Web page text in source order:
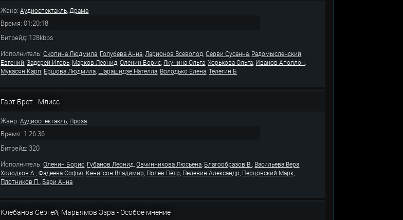
Жанр:Аудиоспектакль Драма
Время: 01:20:18
Битрейд: 128kbps
Исполнитель:Скопина Людмила Голубева Анна Ларионов Всеволод ,Серви Сусанна Радомысленский
Евгений ,Задерей Игорь Марков Леонид ,Оленин Борис Якунина Ольга ,Хорькова Ольга Иванов Аполлон
Мукасян Карп Ершова Людмила Шарашидзе Нателла Володько Елена ,Телегин Б
Гарт Брет - Млисс
Жанр:Аудиоспектакль, Проза
Время: 1:26:36
Битрейд: 320
Исполнитель:Оленин Борис, Губанов Леонид,Овчинникова Люсьена, Благообразов В. , Васильева Вера,
Холодков А. ,Фадеева Софья, Кенигсон Владимир, Полев Пётр, Пелевин Александр, Перцовский Марк,
Плотников П. , Бари Анна
Клебанов Сергей, Марьямов Эзра - Особое мнение